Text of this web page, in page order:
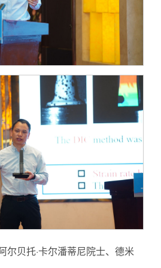
尔贝托·卡尔潘蒂尼院士、德米